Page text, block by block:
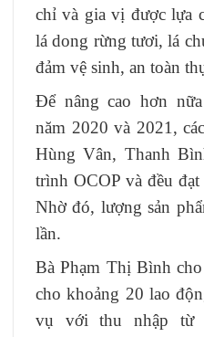
chỉ và gia vị được lựa
lá dong rừng tươi, lá
đảm vệ sinh, an toàn
Để nâng cao hơn
năm 2020 và 2021,
Hùng Vân, Thanh
trình OCOP và đều
Nhờ đó, lượng sản
lần.
Bà Phạm Thị Bình
cho khoảng 20 lao
vụ với thu nhập từ